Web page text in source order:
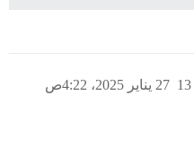
27 يناير 2025، 4:22ص 13